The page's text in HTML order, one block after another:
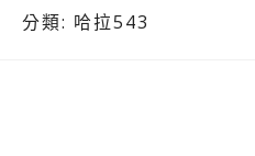
分類: 哈拉543